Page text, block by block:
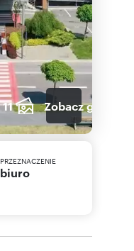
11 Zobacz galerię
PRZEZNACZENIE
biuro